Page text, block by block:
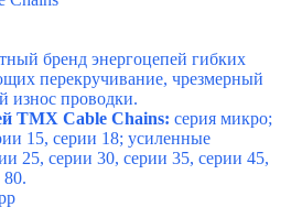
бренд энергоцепей гибких
перекручивание, чрезмерный
износ проводки.
TMX Cable Chains: серия микро;
15, серии 18; усиленные
25, серии 30, серии 35, серии 45,
80.